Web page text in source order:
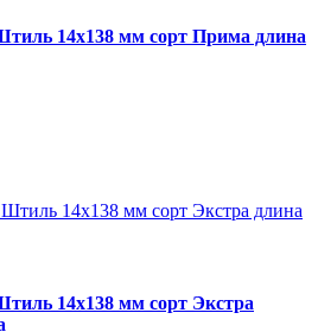
14х138 мм сорт Прима длина
14х138 мм сорт Экстра